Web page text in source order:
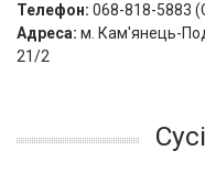
Телефон: 068-818-5883
Адреса: м. Кам'янець-
21/2